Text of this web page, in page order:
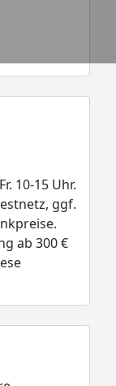
10-15 Uhr.
ggf.
ab 300 €